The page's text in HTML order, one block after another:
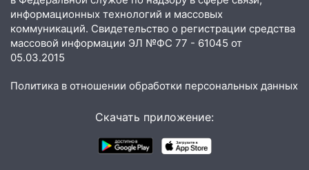
14:23 67% ульяновцев готовы
передумать увольняться, если им
повысят зарплату
более 4,6 миллиона рублей: перед
автоподставщиков
В Инзе произошел крупный пожар
информационных технологий и массовых
коммуникаций. Свидетельство о регистрации средства
массовой информации ЭЛ №ФС 77 - 61045 от
05.03.2015
Политика в отношении обработки персональных данных
Скачать приложение: